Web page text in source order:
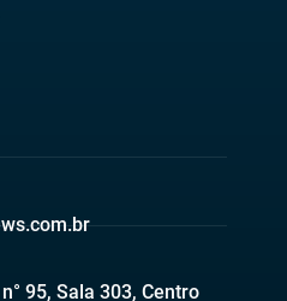
95, Sala 303, Centro